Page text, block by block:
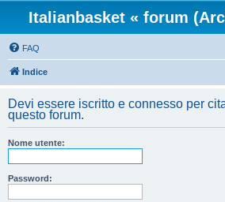
Italianbasket « forum
FAQ
Indice
Devi essere iscritto e connesso per
questo forum.
Nome utente:
Password: